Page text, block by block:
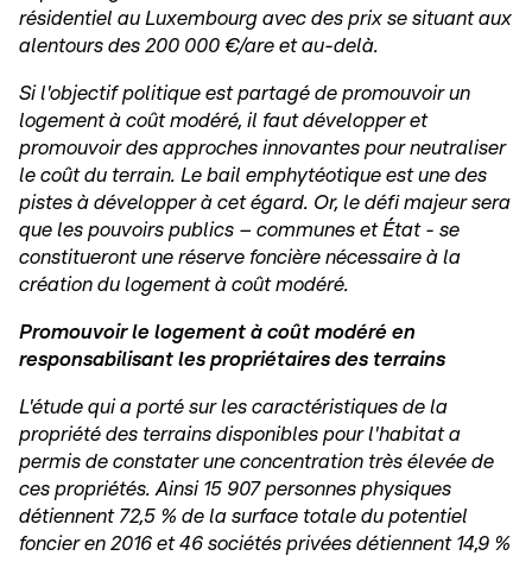
résidentiel au Luxembourg avec des prix se situant aux
alentours des 200 000 €/are et au-delà.
Si l'objectif politique est partagé de promouvoir un
logement à coût modéré, il faut développer et
promouvoir des approches innovantes pour neutraliser
le coût du terrain. Le bail emphytéotique est une des
pistes à développer à cet égard. Or, le défi majeur sera
que les pouvoirs publics – communes et État - se
constitueront une réserve foncière nécessaire à la
création du logement à coût modéré.
Promouvoir le logement à coût modéré en
responsabilisant les propriétaires des terrains
L'étude qui a porté sur les caractéristiques de la
propriété des terrains disponibles pour l'habitat a
permis de constater une concentration très élevée de
ces propriétés. Ainsi 15 907 personnes physiques
détiennent 72,5 % de la surface totale du potentiel
foncier en 2016 et 46 sociétés privées détiennent 14,9 %